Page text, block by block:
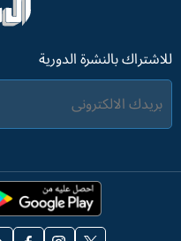
للاشتراك بالنشرة الدورية